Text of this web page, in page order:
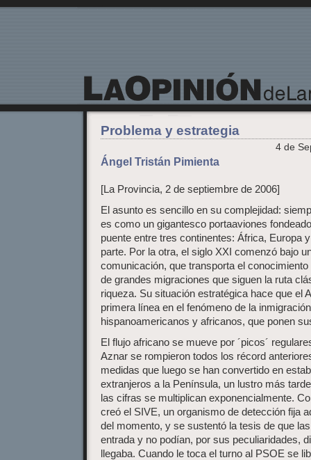
Problema y estrategia
4 de
Ángel Tristán Pimienta
[La Provincia, 2 de septiembre de 2006]
El asunto es sencillo en su complejidad:
es como un gigantesco portaaviones
puente entre tres continentes: África, Europa
parte. Por la otra, el siglo XXI comenzó bajo
comunicación, que transporta el
de grandes migraciones que siguen la ruta
riqueza. Su situación estratégica hace que el
primera línea en el fenómeno de la
hispanoamericanos y africanos, que ponen
El flujo africano se mueve por ´picos´
Aznar se rompieron todos los récord
medidas que luego se han convertido en
extranjeros a la Península, un lustro más
las cifras se multiplican exponencialmente.
creó el SIVE, un organismo de detección fija
del momento, y se sustentó la tesis de que
entrada y no podían, por sus peculiaridades,
llegaba. Cuando le toca el turno al PSOE se